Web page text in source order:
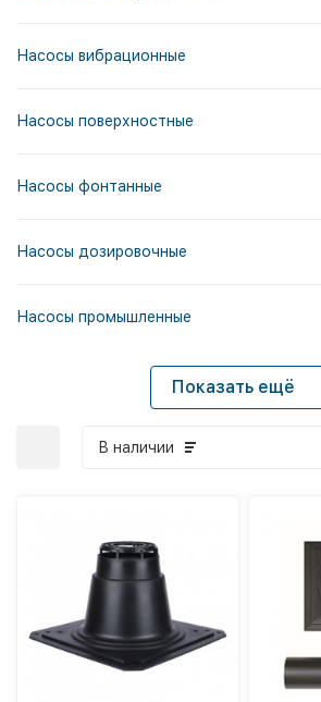
Насосы вибрационные
Насосы поверхностные
Насосы фонтанные
Насосы дозировочные
Насосы промышленные
Показать ещё
В наличии